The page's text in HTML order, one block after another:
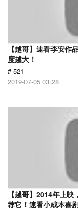
【越哥】速看李安作
度越大！
# 521
2019-07-05 03:28
【越哥】2014年上
荐它！速看小成本喜